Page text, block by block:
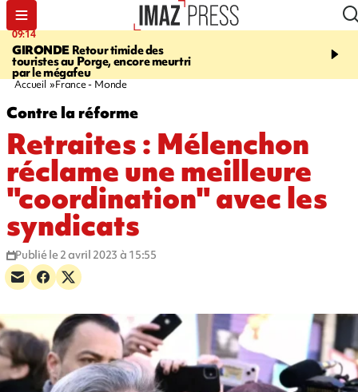
09:14
GIRONDE Retour timide des
touristes au Porge, encore meurtri
par le mégafeu
13:09
Des
font cinq morts en
Accueil France - Monde
Contre la réforme
Retraites : Mélenchon
réclame une meilleure
"coordination" avec les
syndicats
Publié le 2 avril 2023 à 15:55